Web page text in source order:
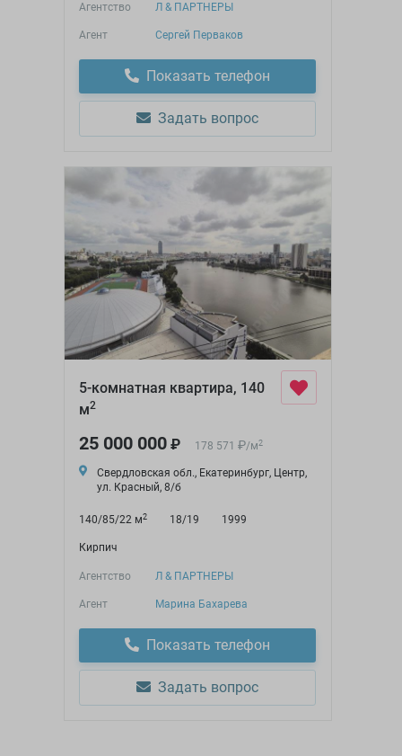
Агентство Л & ПАРТНЕРЫ
Агент Сергей Перваков
Показать телефон
Задать вопрос
5-комнатная квартира, 140
м2
25 000 000₽ 178 571 ₽/м2
Свердловская обл., Екатеринбург, Центр,
ул. Красный, 8/б
140/85/22 м2 18/19 1999
Кирпич
Агентство Л & ПАРТНЕРЫ
Агент Марина Бахарева
Показать телефон
Задать вопрос